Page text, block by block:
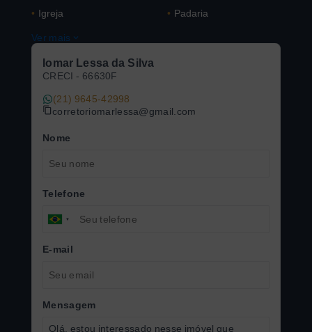
• Igreja • Padaria
Ver mais
Iomar Lessa da Silva
CRECI - 66630F
(21) 9645-42998
corretoriomarlessa@gmail.com
Nome
Telefone
E-mail
Mensagem